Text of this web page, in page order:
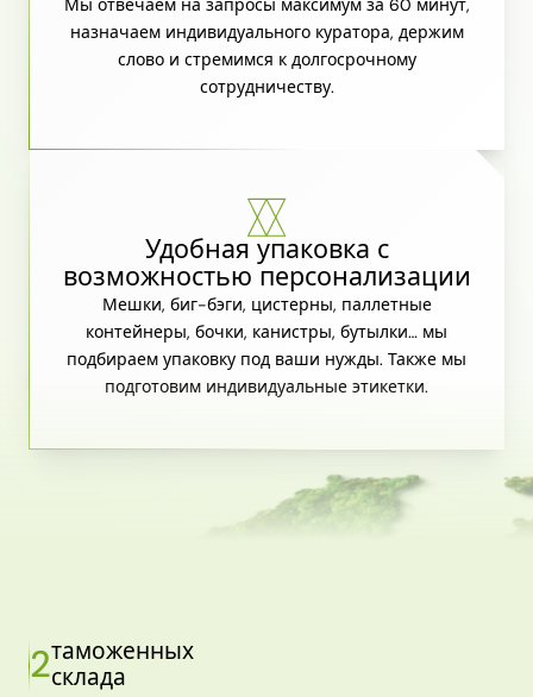
Мы отвечаем на запросы максимум за 60 минут,
назначаем индивидуального куратора, держим
слово и стремимся к долгосрочному
сотрудничеству.
Удобная упаковка с
возможностью персонализации
Мешки, биг-бэги, цистерны, паллетные
контейнеры, бочки, канистры, бутылки… мы
подбираем упаковку под ваши нужды. Также мы
подготовим индивидуальные этикетки.
2таможенных
склада